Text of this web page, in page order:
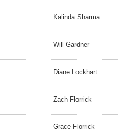
Kalinda Sharma
Will Gardner
Diane Lockhart
Zach Florrick
Grace Florrick